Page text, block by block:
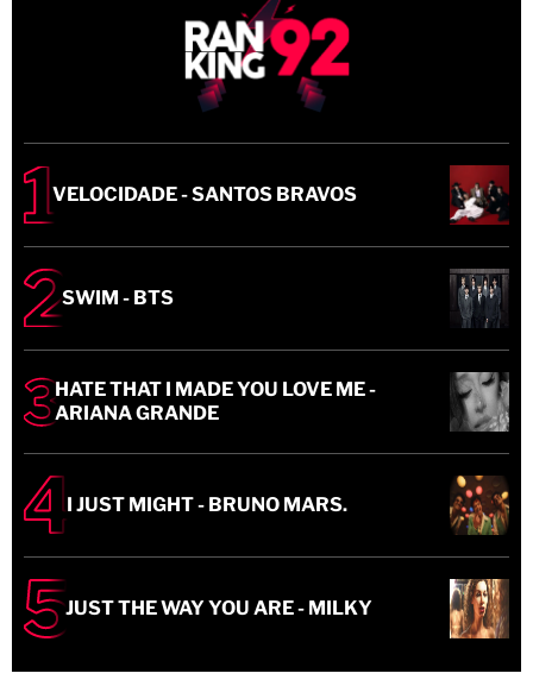
VELOCIDADE - SANTOS BRAVOS
SWIM - BTS
HATE THAT I MADE YOU LOVE ME -
ARIANA GRANDE
I JUST MIGHT - BRUNO MARS.
JUST THE WAY YOU ARE - MILKY